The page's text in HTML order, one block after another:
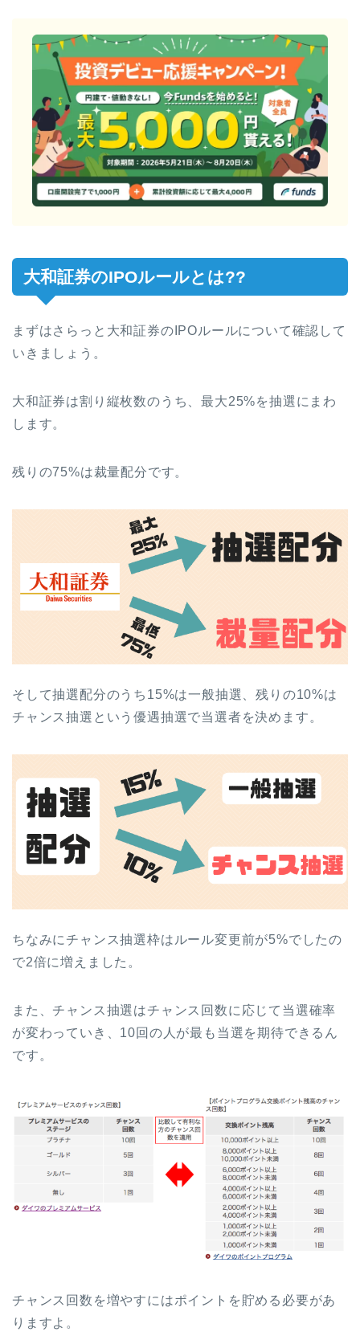
大和証券のIPOルールとは??
まずはさらっと大和証券のIPOルールについて確認して
いきましょう。
大和証券は割り縦枚数のうち、最大25%を抽選にまわ
します。
残りの75%は裁量配分です。
そして抽選配分のうち15%は一般抽選、残りの10%は
チャンス抽選という優遇抽選で当選者を決めます。
ちなみにチャンス抽選枠はルール変更前が5%でしたの
で2倍に増えました。
また、チャンス抽選はチャンス回数に応じて当選確率
が変わっていき、10回の人が最も当選を期待できるん
です。
チャンス回数を増やすにはポイントを貯める必要があ
りますよ。